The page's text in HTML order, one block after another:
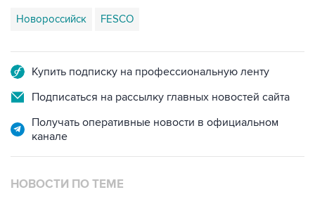
Новороссийск FESCO
Купить подписку на профессиональную ленту
Подписаться на рассылку главных новостей сайта
Получать оперативные новости в официальном
канале
НОВОСТИ ПО ТЕМЕ